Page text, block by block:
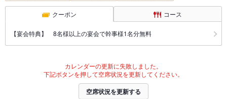
クーポン コース
【宴会特典】 8名様以上の宴会で幹事様1名分無料
カレンダーの更新に失敗しました。
下記ボタンを押して空席状況を更新してください。
空席状況を更新する